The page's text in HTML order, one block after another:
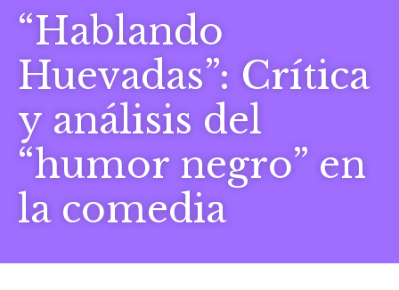
“Hablando
Huevadas”: Crítica
y análisis del
“humor negro” en
la comedia